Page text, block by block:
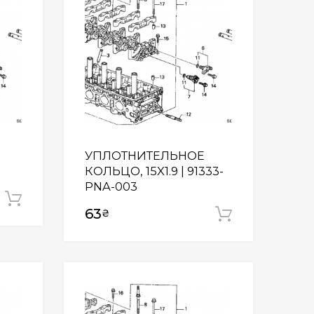
УПЛОТНИТЕЛЬНОЕ
КОЛЬЦО, 15X1.9 | 91333-
PNA-003
63₴